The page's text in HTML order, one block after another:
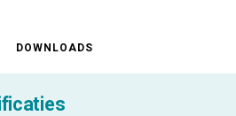
DOWNLOADS